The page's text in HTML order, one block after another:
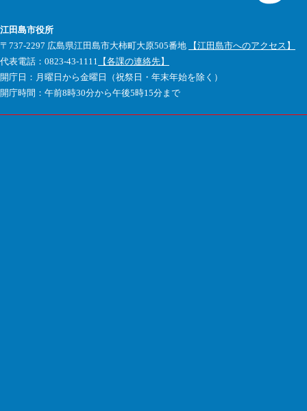
江田島市役所
〒737-2297 広島県江田島市大柿町大原505番地
【江田島市へのアクセス】
代表電話：0823-43-1111 【各課の連絡先】
開庁日：月曜日から金曜日（祝祭日・年末年始を除く）
開庁時間：午前8時30分から午後5時15分まで